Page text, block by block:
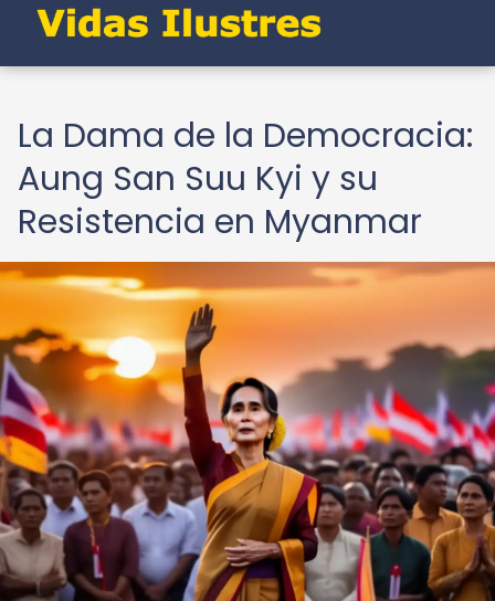
La Dama de la Democracia:
Aung San Suu Kyi y su
Resistencia en Myanmar